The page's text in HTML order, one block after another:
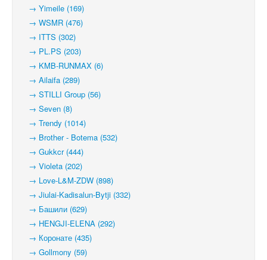
→ Yimeile (169)
→ WSMR (476)
→ ITTS (302)
→ PL.PS (203)
→ KMB-RUNMAX (6)
→ Ailaifa (289)
→ STILLI Group (56)
→ Seven (8)
→ Trendy (1014)
→ Brother - Botema (532)
→ Gukkcr (444)
→ Violeta (202)
→ Love-L&M-ZDW (898)
→ Jiulai-Kadisalun-Bytji (332)
→ Башили (629)
→ HENGJI-ELENA (292)
→ Коронате (435)
→ Gollmony (59)